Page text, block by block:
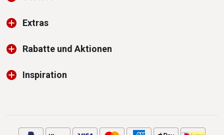
Extras
Rabatte und Aktionen
Inspiration